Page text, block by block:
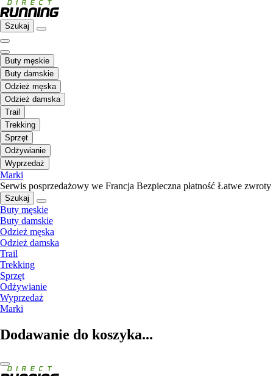
Szukaj
Buty męskie
Buty damskie
Odzież męska
Odzież damska
Trail
Trekking
Sprzęt
Odżywianie
Wyprzedaż
Marki
Serwis posprzedażowy we Francja Bezpieczna płatność Łatwe zwroty
Szukaj
Buty męskie
Buty damskie
Odzież męska
Odzież damska
Trail
Trekking
Sprzęt
Odżywianie
Wyprzedaż
Marki
Dodawanie do koszyka...